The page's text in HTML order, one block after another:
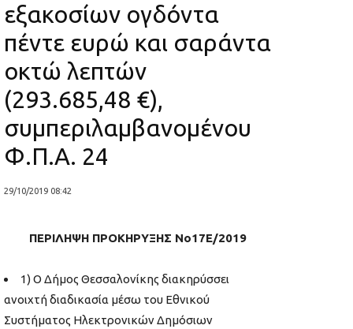
εξακοσίων ογδόντα
πέντε ευρώ και σαράντα
οκτώ λεπτών
(293.685,48 €),
συμπεριλαμβανομένου
Φ.Π.Α. 24
29/10/2019 08:42
ΠΕΡΙΛΗΨΗ ΠΡΟΚΗΡΥΞΗΣ Νο17Ε/2019
1) Ο Δήμος Θεσσαλονίκης διακηρύσσει
ανοιχτή διαδικασία μέσω του Εθνικού
Συστήματος Ηλεκτρονικών Δημόσιων